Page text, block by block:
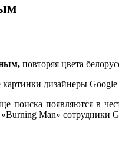
повторяя цвета
дизайнеры Google
поиска появляются в
Man» сотрудники